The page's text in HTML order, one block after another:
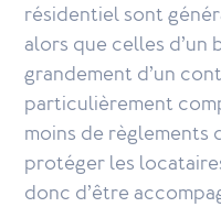
résidentiel sont
alors que celles d’un
grandement d’un
particulièrement
moins de
protéger les
donc d’être